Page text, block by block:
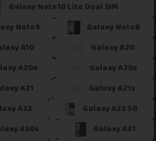
Galaxy Note10 Lite Dual SIM
Note9
Galaxy Note8
A10
Galaxy A20
A20e
Galaxy A20s
A21
Galaxy A21s
A22
Galaxy A22 5G
A30s
Galaxy A31